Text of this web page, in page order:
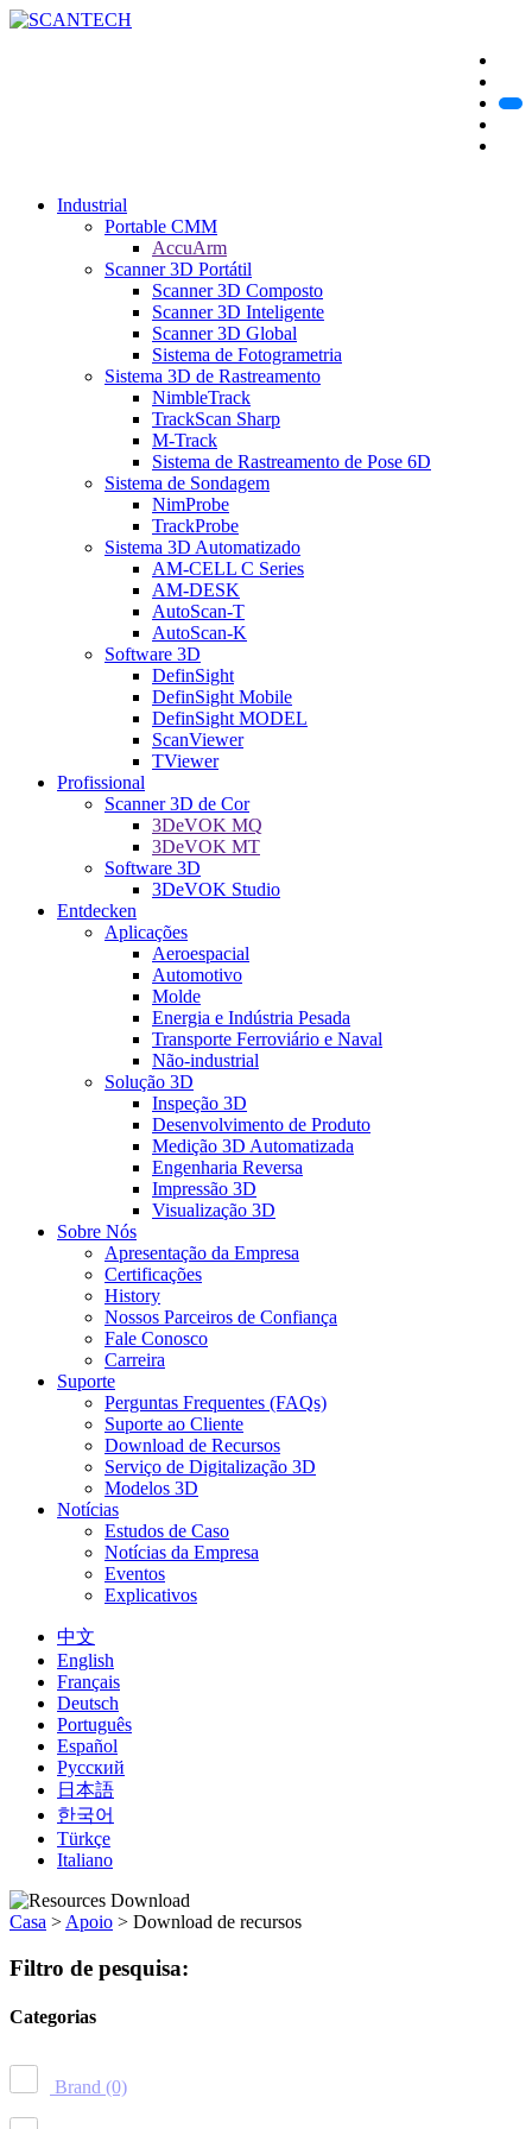
Industrial
Portable CMM
AccuArm
Scanner 3D Portátil
Scanner 3D Composto
Scanner 3D Inteligente
Scanner 3D Global
Sistema de Fotogrametria
Sistema 3D de Rastreamento
NimbleTrack
TrackScan Sharp
M-Track
Sistema de Rastreamento de Pose 6D
Sistema de Sondagem
NimProbe
TrackProbe
Sistema 3D Automatizado
AM-CELL C Series
AM-DESK
AutoScan-T
AutoScan-K
Software 3D
DefinSight
DefinSight Mobile
DefinSight MODEL
ScanViewer
TViewer
Profissional
Scanner 3D de Cor
3DeVOK MQ
3DeVOK MT
Software 3D
3DeVOK Studio
Entdecken
Aplicações
Aeroespacial
Automotivo
Molde
Energia e Indústria Pesada
Transporte Ferroviário e Naval
Não-industrial
Solução 3D
Inspeção 3D
Desenvolvimento de Produto
Medição 3D Automatizada
Engenharia Reversa
Impressão 3D
Visualização 3D
Sobre Nós
Apresentação da Empresa
Certificações
History
Nossos Parceiros de Confiança
Fale Conosco
Carreira
Suporte
Perguntas Frequentes (FAQs)
Suporte ao Cliente
Download de Recursos
Serviço de Digitalização 3D
Modelos 3D
Notícias
Estudos de Caso
Notícias da Empresa
Eventos
Explicativos
中文
English
Français
Deutsch
Português
Español
Русский
日本語
한국어
Türkçe
Italiano
Casa > Apoio > Download de recursos
Filtro de pesquisa:
Categorias
Brand (0)